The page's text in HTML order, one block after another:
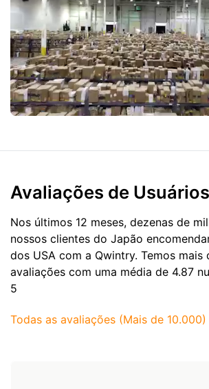
Avaliações de Usuários
Nos últimos 12 meses, dezenas de
nossos clientes do Japão
dos USA com a Qwintry. Temos mais
avaliações com uma média de 4.87
5
Todas as avaliações (Mais de 10.000)